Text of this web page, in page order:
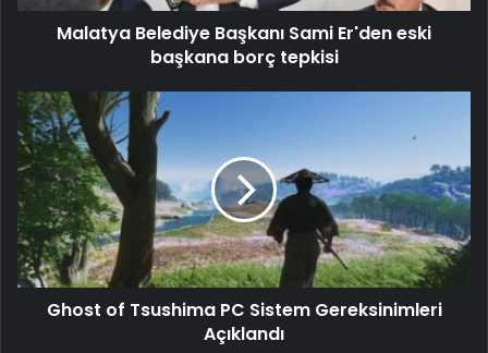
Malatya Belediye Başkanı Sami Er'den eski
başkana borç tepkisi
Ghost of Tsushima PC Sistem Gereksinimleri
Açıklandı